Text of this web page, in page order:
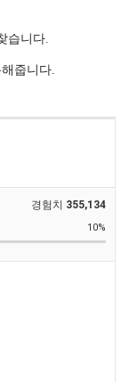
습니다.
줍니다.
경험치 355,134
10%